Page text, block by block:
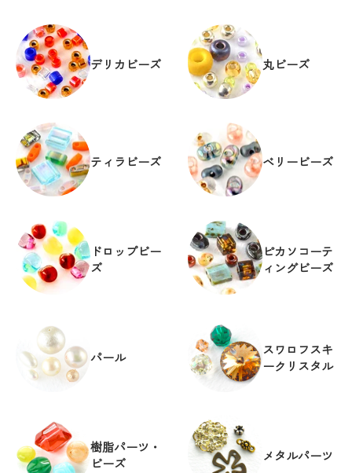
デリカビーズ 丸ビーズ
ティラビーズ ベリービーズ
ドロップビー
ズ
ピカソコーテ
ィングビーズ
パール
スワロフスキ
ークリスタル
樹脂パーツ・
ビーズ
メタルパーツ